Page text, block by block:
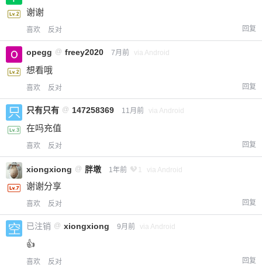
谢谢
喜欢 反对 回复
opegg @ freey2020 7月前 via Android
想看哦
喜欢 反对 回复
只有只有 @ 147258369 11月前 via Android
在吗充值
喜欢 反对 回复
xiongxiong @ 胖墩 1年前 1 via Android
谢谢分享
喜欢 反对 回复
已注销 @ xiongxiong 9月前 via Android
👍
喜欢 反对 回复